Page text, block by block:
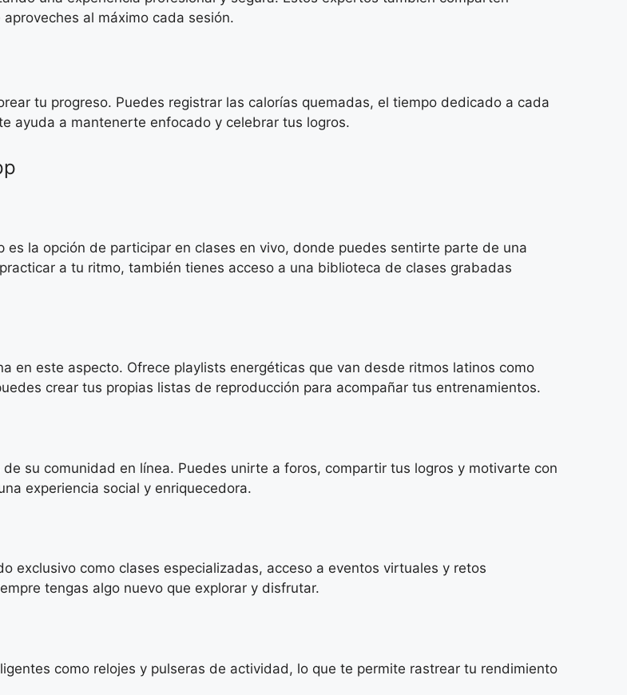
al máximo cada sesión.
tu progreso. Puedes registrar las calorías quemadas, el tiempo dedicado a cada
ayuda a mantenerte enfocado y celebrar tus logros.
la opción de participar en clases en vivo, donde puedes sentirte parte de una
a tu ritmo, también tienes acceso a una biblioteca de clases grabadas
en este aspecto. Ofrece playlists energéticas que van desde ritmos latinos como
crear tus propias listas de reproducción para acompañar tus entrenamientos.
su comunidad en línea. Puedes unirte a foros, compartir tus logros y motivarte con
experiencia social y enriquecedora.
exclusivo como clases especializadas, acceso a eventos virtuales y retos
tengas algo nuevo que explorar y disfrutar.
como relojes y pulseras de actividad, lo que te permite rastrear tu rendimiento